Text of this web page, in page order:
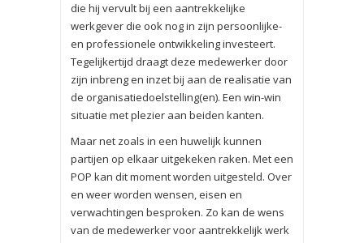
die hij vervult bij een aantrekkelijke
werkgever die ook nog in zijn persoonlijke-
en professionele ontwikkeling investeert.
Tegelijkertijd draagt deze medewerker door
zijn inbreng en inzet bij aan de realisatie van
de organisatiedoelstelling(en). Een win-win
situatie met plezier aan beiden kanten.
Maar net zoals in een huwelijk kunnen
partijen op elkaar uitgekeken raken. Met een
POP kan dit moment worden uitgesteld. Over
en weer worden wensen, eisen en
verwachtingen besproken. Zo kan de wens
van de medewerker voor aantrekkelijk werk